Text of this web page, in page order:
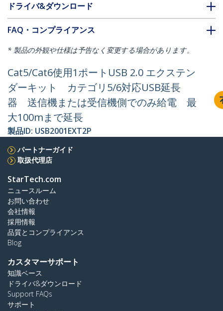
ドライバ&ダウンロード
FAQ・コンプライアンス
* 製品の外観や仕様は予告なく変更する場合があります。
Cat5/Cat6使用1ポートUSB 2.0 エクステン
ダーキット カテゴリ5/6対応USB延長
器 送信機または受信機側でのみ給電 最
大100mまで延長
製品ID: USB2001EXT2P
パートナーガイド
取扱代理店
StarTech.com
ニュースルーム
お問い合わせ
会社情報
採用情報
品質とコンプライアンス
Blog
カスタマーサポート
知識ベース
ドライバ&ダウンロード
Support FAQs
サポート